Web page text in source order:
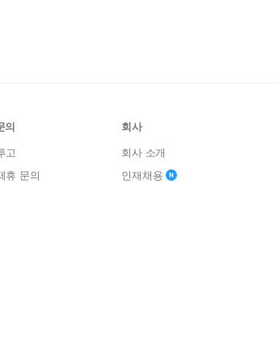
의
고
휴 문의
회사
회사 소개
인재채용